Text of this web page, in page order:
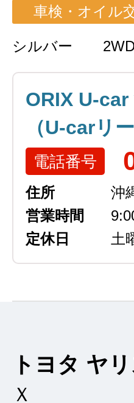
車検・オイル
シルバー
ORIX U-
（U-carリ
電話番号
住所
沖
営業時間
定休日
土
トヨタ ヤ
Ｘ